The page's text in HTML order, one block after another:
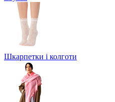
Шкарпетки і колготи